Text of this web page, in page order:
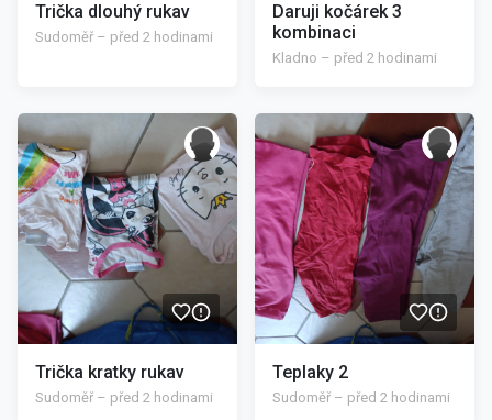
Trička dlouhý rukav
Sudoměř – před 2 hodinami
Daruji kočárek 3
kombinaci
Kladno – před 2 hodinami
Trička kratky rukav
Sudoměř – před 2 hodinami
/>
Teplaky 2
Sudoměř – před 2 hodinami